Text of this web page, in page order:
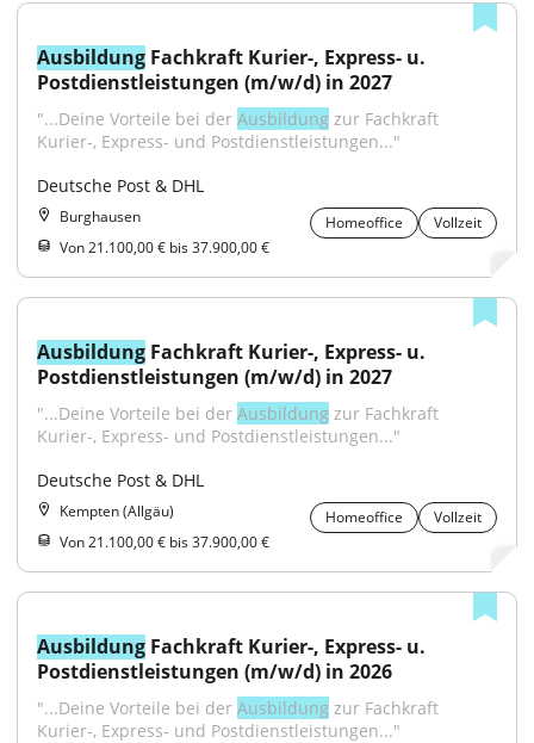
Ausbildung Fachkraft Kurier-, Express- u.
Postdienstleistungen (m/w/d) in 2027
"...Deine Vorteile bei der Ausbildung zur Fachkraft
Kurier-, Express- und Postdienstleistungen..."
Deutsche Post & DHL
Burghausen Homeoffice
Vollzeit
Von 21.100,00 € bis 37.900,00 €
Ausbildung Fachkraft Kurier-, Express- u.
Postdienstleistungen (m/w/d) in 2027
"...Deine Vorteile bei der Ausbildung zur Fachkraft
Kurier-, Express- und Postdienstleistungen..."
Deutsche Post & DHL
Kempten (Allgäu) Homeoffice
Vollzeit
Von 21.100,00 € bis 37.900,00 €
Ausbildung Fachkraft Kurier-, Express- u.
Postdienstleistungen (m/w/d) in 2026
"...Deine Vorteile bei der Ausbildung zur Fachkraft
Kurier-, Express- und Postdienstleistungen..."